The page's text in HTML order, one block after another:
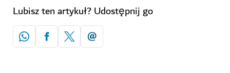
Lubisz ten artykuł? Udostępnij go